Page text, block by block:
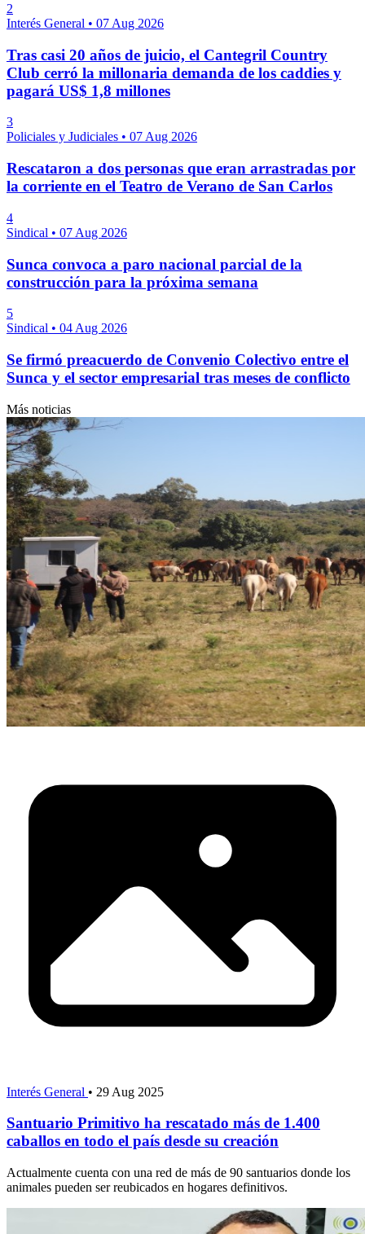
2
Interés General • 07 Aug 2026
Tras casi 20 años de juicio, el Cantegril Country
Club cerró la millonaria demanda de los caddies y
pagará US$ 1,8 millones
3
Policiales y Judiciales • 07 Aug 2026
Rescataron a dos personas que eran arrastradas por
la corriente en el Teatro de Verano de San Carlos
4
Sindical • 07 Aug 2026
Sunca convoca a paro nacional parcial de la
construcción para la próxima semana
5
Sindical • 04 Aug 2026
Se firmó preacuerdo de Convenio Colectivo entre el
Sunca y el sector empresarial tras meses de conflicto
Más noticias
Interés General • 29 Aug 2025
Santuario Primitivo ha rescatado más de 1.400
caballos en todo el país desde su creación
Actualmente cuenta con una red de más de 90 santuarios donde los
animales pueden ser reubicados en hogares definitivos.